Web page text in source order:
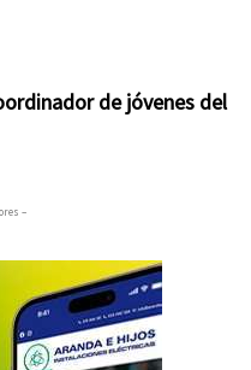
de jóvenes del
–